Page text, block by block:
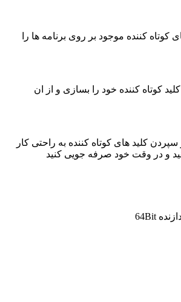
کوتاه کننده موجود بر روی برنامه ها را
کوتاه کننده خود را بسازی و از ان
کلید های کوتاه کننده به راحتی کار
و در وقت خود صرفه جویی کنید